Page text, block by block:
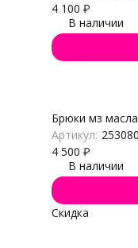
4 100 ₽
В наличии
Брюки мз масла
Артикул:
4 500 ₽
В наличии
Скидка